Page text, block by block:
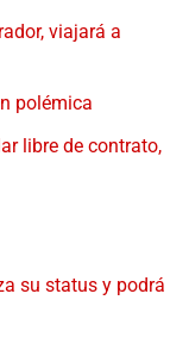
viajará a
polémica
libre de contrato,
su status y podrá